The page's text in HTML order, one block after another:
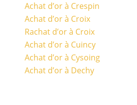
Achat d’or à Crespin
Achat d’or à Croix
Rachat d’or à Croix
Achat d’or à Cuincy
Achat d’or à Cysoing
Achat d’or à Dechy